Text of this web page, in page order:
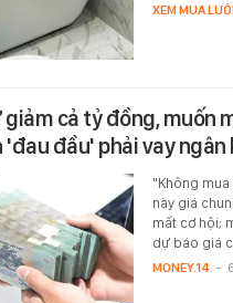
XEM MUA
cả tỷ đồng, muốn
'đau đầu' phải vay ngân
"Không
này giá
mất cơ hội;
dự báo giá
MONEY.14 -